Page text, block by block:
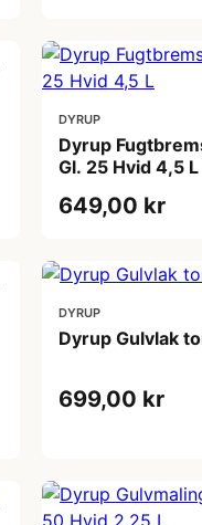
DYRUP
Dyrup
Gl. 25 Hvid 4,5 L
649,00 kr
DYRUP
Dyrup Gulvlak
699,00 kr